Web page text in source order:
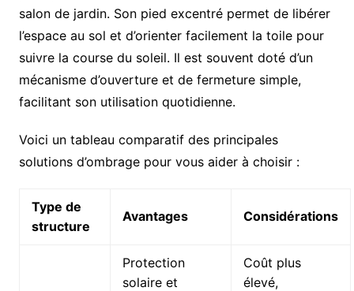
salon de jardin. Son pied excentré permet de libérer
l’espace au sol et d’orienter facilement la toile pour
suivre la course du soleil. Il est souvent doté d’un
mécanisme d’ouverture et de fermeture simple,
facilitant son utilisation quotidienne.
Voici un tableau comparatif des principales
solutions d’ombrage pour vous aider à choisir :
Type de
structure
Avantages Considérations
Protection
solaire et
Coût plus
élevé,